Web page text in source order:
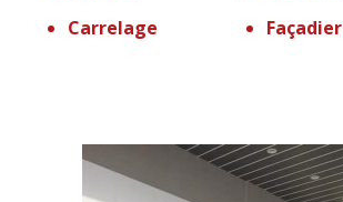
Carrelage
Façadier